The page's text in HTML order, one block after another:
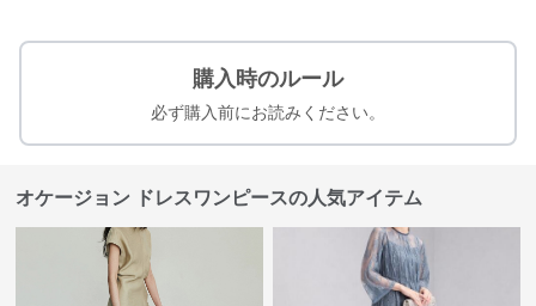
購入時のルール
必ず購入前にお読みください。
オケージョン ドレスワンピースの人気アイテム